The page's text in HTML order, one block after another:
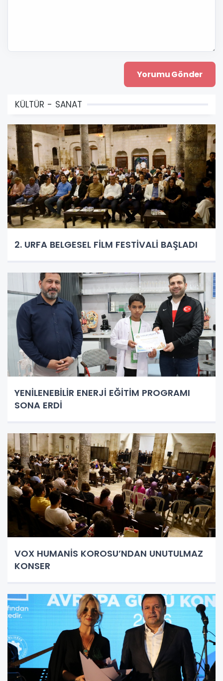
KÜLTÜR - SANAT
2. URFA BELGESEL FİLM FESTİVALİ BAŞLADI
YENİLENEBİLİR ENERJİ EĞİTİM PROGRAMI
SONA ERDİ
VOX HUMANİS KOROSU’NDAN UNUTULMAZ
KONSER